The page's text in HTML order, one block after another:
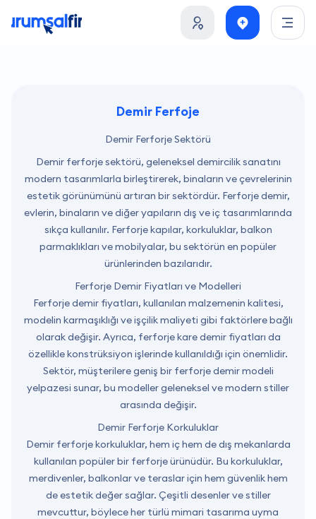
Demir Ferfoje
Demir Ferforje Sektörü
Demir ferforje sektörü, geleneksel demircilik sanatını
modern tasarımlarla birleştirerek, binaların ve çevrelerinin
estetik görünümünü artıran bir sektördür. Ferforje demir,
evlerin, binaların ve diğer yapıların dış ve iç tasarımlarında
sıkça kullanılır. Ferforje kapılar, korkuluklar, balkon
parmaklıkları ve mobilyalar, bu sektörün en popüler
ürünlerinden bazılarıdır.
Ferforje Demir Fiyatları ve Modelleri
Ferforje demir fiyatları, kullanılan malzemenin kalitesi,
modelin karmaşıklığı ve işçilik maliyeti gibi faktörlere bağlı
olarak değişir. Ayrıca, ferforje kare demir fiyatları da
özellikle konstrüksiyon işlerinde kullanıldığı için önemlidir.
Sektör, müşterilere geniş bir ferforje demir modeli
yelpazesi sunar, bu modeller geleneksel ve modern stiller
arasında değişir.
Demir Ferforje Korkuluklar
Demir ferforje korkuluklar, hem iç hem de dış mekanlarda
kullanılan popüler bir ferforje ürünüdür. Bu korkuluklar,
merdivenler, balkonlar ve teraslar için hem güvenlik hem
de estetik değer sağlar. Çeşitli desenler ve stiller
mevcuttur, böylece her türlü mimari tasarıma uyma